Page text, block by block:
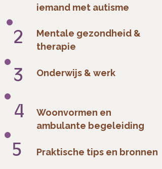
2
3
4
5
iemand met autisme
Mentale gezondheid &
therapie
Onderwijs & werk
Woonvormen en
ambulante begeleiding
Praktische tips en bronnen